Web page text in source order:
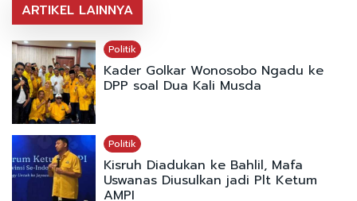
ARTIKEL LAINNYA
Politik
Kader Golkar Wonosobo Ngadu ke
DPP soal Dua Kali Musda
Politik
Kisruh Diadukan ke Bahlil, Mafa
Uswanas Diusulkan jadi Plt Ketum
AMPI